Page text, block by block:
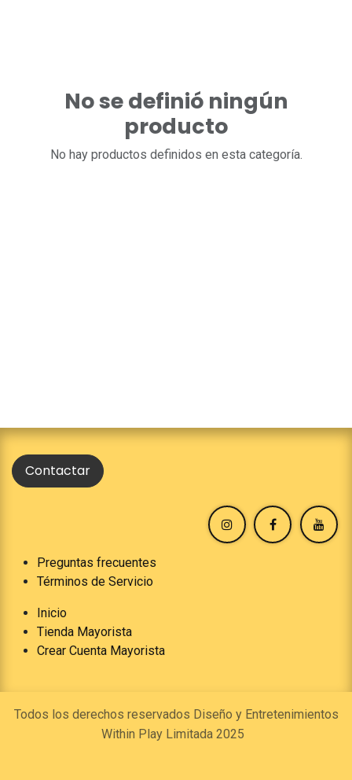
No se definió ningún
producto
No hay productos definidos en esta categoría.
Contactar
Preguntas frecuentes
Términos de Servicio
Inicio
Tienda Mayorista
Crear Cuenta Mayorista
Todos los derechos reservados Diseño y Entretenimientos
Within Play Limitada 2025